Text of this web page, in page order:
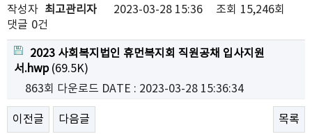
작성자 최고관리자 2023-03-28 15:36 조회 15,246회
댓글 0건
2023 사회복지법인 휴먼복지회 직원공채 입사지원
서.hwp(69.5K)
863회 다운로드 DATE : 2023-03-28 15:36:34
이전글 다음글 목록